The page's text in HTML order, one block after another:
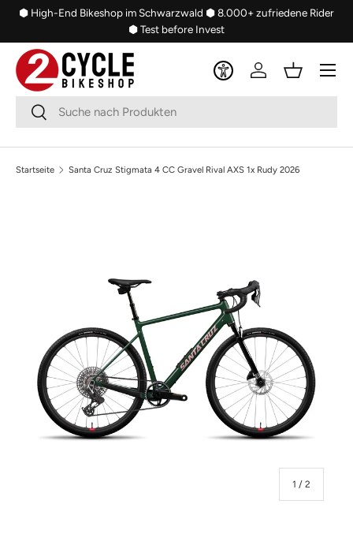
⬢ High-End Bikeshop im Schwarzwald ⬢ 8.000+ zufriedene Rider
⬢ Test before Invest
SuchenSuchen
Einloggen
Menü
Startseite Santa Cruz Stigmata 4 CC Gravel Rival AXS 1x Rudy 2026
1 / von
2